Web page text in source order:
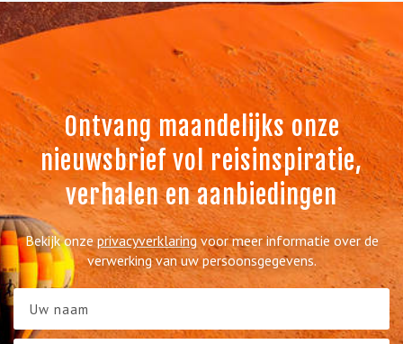
Ontvang maandelijks onze
nieuwsbrief vol reisinspiratie,
verhalen en aanbiedingen
Bekijk onzeprivacyverklaringvoor meer informatie over de
verwerking van uw persoonsgegevens.